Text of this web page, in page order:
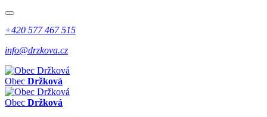
+420 577 467 515
info@drzkova.cz
Obec Držková
Obec Držková